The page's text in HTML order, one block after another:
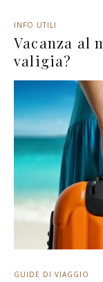
INFO UTILI
Vacanza al
valigia?
GUIDE DI VIAGGIO